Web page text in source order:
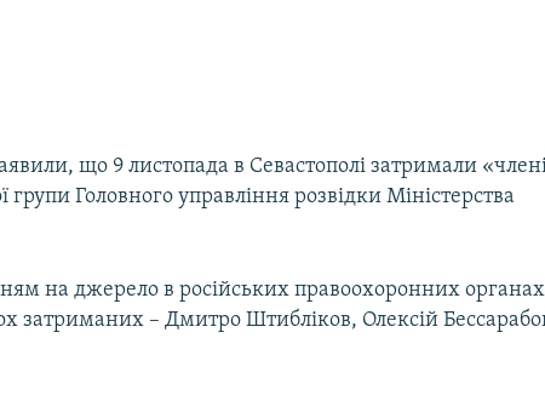
що 9 листопада в Севастополі затримали
Головного управління розвідки Міністерства
на джерело в російських правоохоронних органах
затриманих – Дмитро Штибліков, Олексій